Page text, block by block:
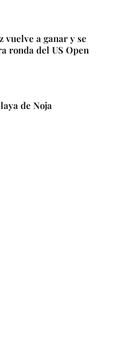
vuelve a ganar y se
ronda del US Open
de Noja